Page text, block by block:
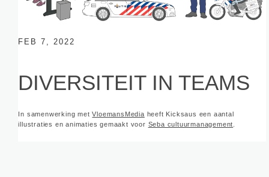
FEB 7, 2022
DIVERSITEIT IN TEAMS
In samenwerking metVloemansMedia heeft Kicksaus een aantal
illustraties en animaties gemaakt voor Seba cultuurmanagement